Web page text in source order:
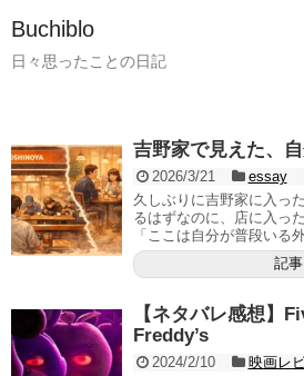
Buchiblo
日々思ったことの日記
吉野家で見えた、
2026/3/21
essay
久しぶりに吉野家に入っ
るはずなのに、店に入っ
「ここは自分が普段いる
記
【ネタバレ感想】
Freddy’s
2024/2/10
映画レ